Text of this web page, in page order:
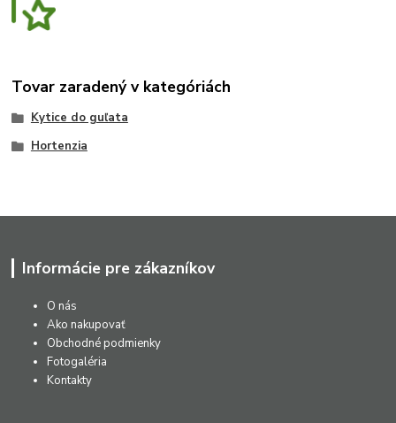
Tovar zaradený v kategóriách
Kytice do guľata
Hortenzia
Informácie pre zákazníkov
O nás
Ako nakupovať
Obchodné podmienky
Fotogaléria
Kontakty